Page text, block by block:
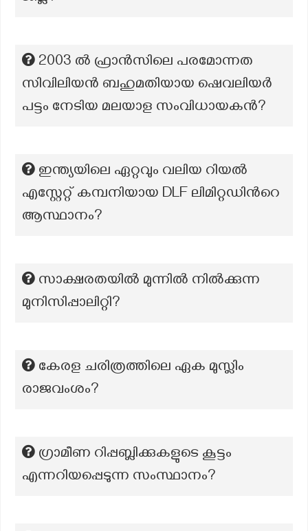
2003 ല്‍ ഫ്രാന്‍സിലെ പരമോന്നത
സിവിലിയന്‍ ബഹുമതിയായ ഷെവലിയര്‍
പട്ടം നേടിയ മലയാള സംവിധായകന്‍?
ഇന്ത്യയിലെ ഏറ്റവും വലിയ റിയൽ
എസ്റ്റേറ്റ് കമ്പനിയായ DLF ലിമിറ്റഡിന്‍റെ
ആസ്ഥാനം?
സാക്ഷരതയിൽ മുന്നിൽ നിൽക്കുന്ന
മുനിസിപ്പാലിറ്റി?
കേരള ചരിത്രത്തിലെ ഏക മുസ്ലിം
രാജവംശം?
ഗ്രാമീണ റിപ്പബ്ലിക്കുകളുടെ കൂട്ടം
എന്നറിയപ്പെടുന്ന സംസ്ഥാനം?